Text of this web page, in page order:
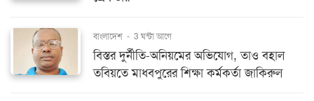
বাংলাদেশ - 3 ঘন্টা আগে
বিস্তর দুর্নীতি-অনিয়মের অভিযোগ, তাও বহাল
তবিয়তে মাধবপুরের শিক্ষা কর্মকর্তা জাকিরুল